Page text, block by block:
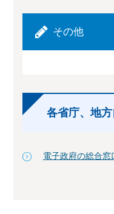
その他
各省庁、地
電子政府の総合